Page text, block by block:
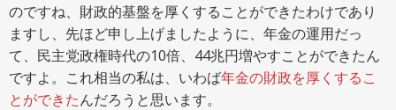
のですね、財政的基盤を厚くすることができたわけであり
ますし、先ほど申し上げましたように、年金の運用だっ
て、民主党政権時代の10倍、44兆円増やすことができたん
ですよ。これ相当の私は、いわば年金の財政を厚くするこ
とができたんだろうと思います。